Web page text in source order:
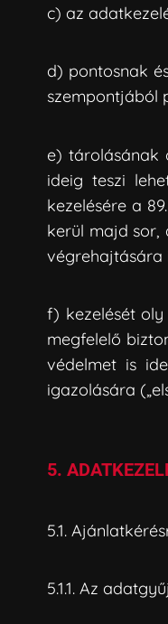
c) az
d) pontosnak
szempontjából
e) tárolásának
ideig teszi
kezelésére a
kerül majd sor,
végrehajtására
f) kezelését
megfelelő
védelmet is
igazolására
5.
5.1.
5.1.1. Az